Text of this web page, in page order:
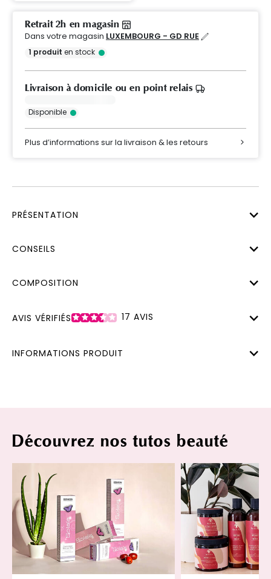
Retrait 2h en magasin
Dans votre magasin LUXEMBOURG - GD RUE
1 produit en stock
Livraison à domicile ou en point relais
Disponible
Plus d’informations sur la livraison & les retours
PRÉSENTATION
CONSEILS
COMPOSITION
AVIS VÉRIFIÉS 17 AVIS
INFORMATIONS PRODUIT
Découvrez nos tutos beauté